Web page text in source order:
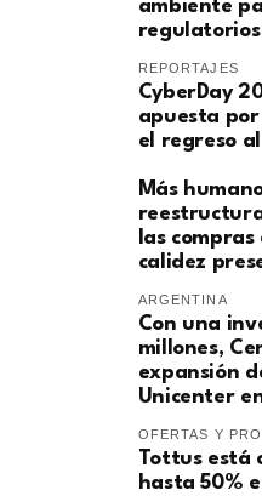
ambiente
regulatorios
REPORTAJES
CyberDay
apuesta
el regreso
Más
las
calidez
ARGENTINA
Con una
millones,
expansión
Unicenter
OFERTAS Y
Tottus está
hasta 50%